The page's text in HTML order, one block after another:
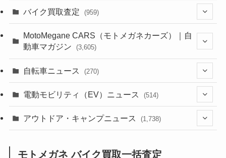
(44)
(638)
(118)
(60)
(252)
(38) (249)
(306)
(6,956)
(2,473)
(1,226)
バイク買取査定 (959)
(352)
MotoMegane CARS（モトメガネカーズ）｜自
動車マガジン
(3,605)
(185)
(137) (2,744)
自転車ニュース (270)
(54)
(211)
電動モビリティ（EV）ニュース (514)
(132)
アウトドア・キャンプニュース (1,738)
モトメガネ バイク買取一括査定